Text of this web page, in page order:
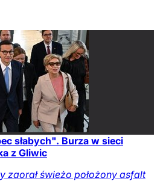
słabych". Burza w sieci
z Gliwic
zaorał świeżo położony asfalt